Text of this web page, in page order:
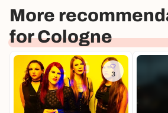
More
for Cologne
3